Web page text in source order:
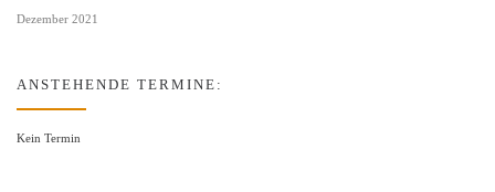
Dezember 2021
ANSTEHENDE TERMINE:
Kein Termin